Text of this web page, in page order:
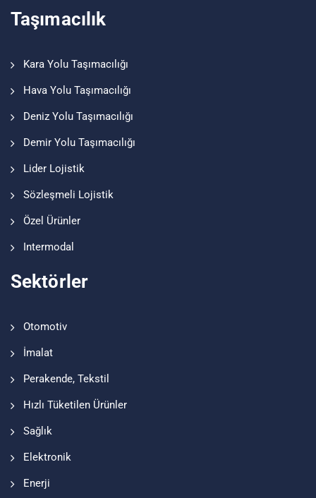
Taşımacılık
Kara Yolu Taşımacılığı
Hava Yolu Taşımacılığı
Deniz Yolu Taşımacılığı
Demir Yolu Taşımacılığı
Lider Lojistik
Sözleşmeli Lojistik
Özel Ürünler
Intermodal
Sektörler
Otomotiv
İmalat
Perakende, Tekstil
Hızlı Tüketilen Ürünler
Sağlık
Elektronik
Enerji